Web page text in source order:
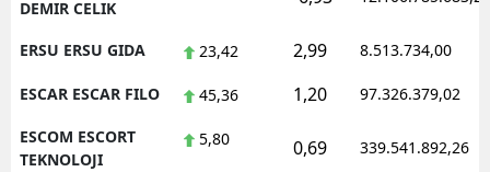
DEMIR CELIK
ERSU ERSU GIDA 23,42 2,99 8.513.734,00
ESCAR ESCAR FILO 45,36 1,20 97.326.379,02
ESCOM ESCORT
TEKNOLOJI
5,80 0,69 339.541.892,26